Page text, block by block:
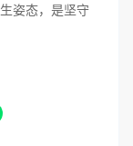
姿态，是坚守